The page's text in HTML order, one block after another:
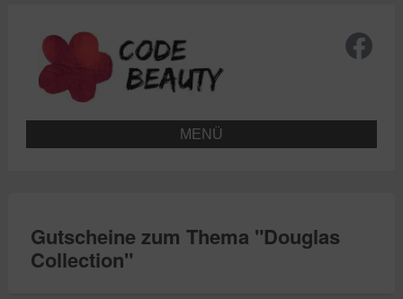
MENÜ
Gutscheine zum Thema "Douglas
Collection"